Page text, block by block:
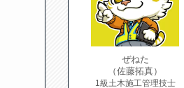
ぜねた
（佐藤拓真）
1級土木施工管理技士